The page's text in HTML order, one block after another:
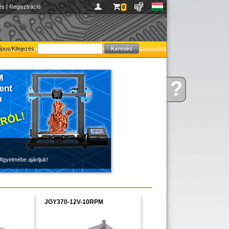
Kérdése?
| Regisztráció 0
Kifejezés:
ajánljuk!
JGY370-12V-10RPM